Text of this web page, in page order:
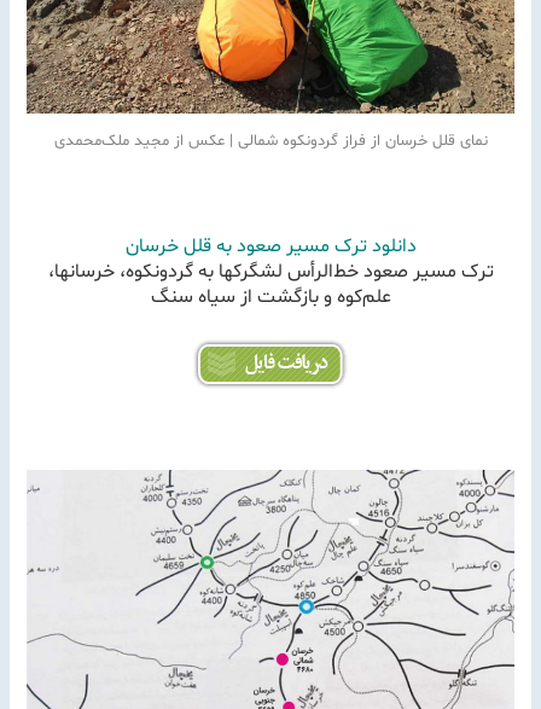
نمای قلل خرسان از فراز گردونکوه شمالی | عکس از مجید ملک‌محمدی
دانلود ترک مسیر صعود به قلل خرسان
ترک مسیر صعود خط‌الرأس لشگرکها به گردونکوه، خرسانها،
علم‌کوه و بازگشت از سیاه سنگ